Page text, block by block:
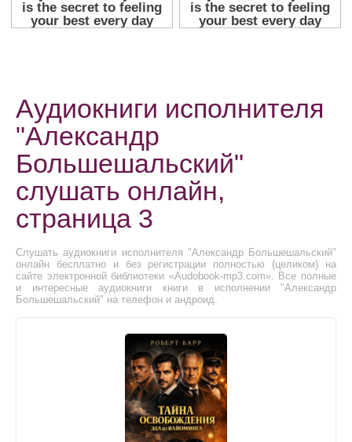
Аудиокниги исполнителя
"Александр
Большешальский"
слушать онлайн,
страница 3
Слушать аудиокниги исполнителя "Александр Большешальский"
онлайн бесплатно и без регистрации полностью (целиком) на
сайте электронной библиотеки «Audobook-mp3.com». Все полные
и интересные аудиокниги книги в исполнении "Александр
Большешальский" на телефон и андроид.